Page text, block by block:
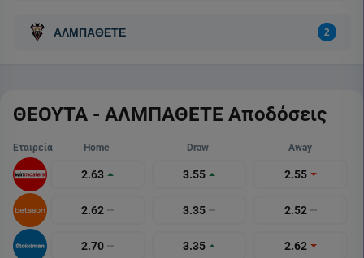
ΘΕΟΥΤΑ - ΑΛΜΠΑΘΕΤΕ Αποδόσεις
Εταιρεία Home Draw Away
2.63 3.55 2.55
2.62 3.35 2.52
2.70 3.35 2.62